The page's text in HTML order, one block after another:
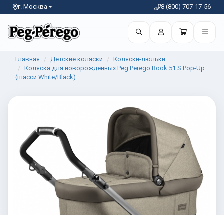
г. Москва 8 (800) 707-17-56
Главная Детские коляски
Коляски-люльки
Коляска для новорожденных Peg Perego Book 51 S Pop-Up
(шасси White/Black)